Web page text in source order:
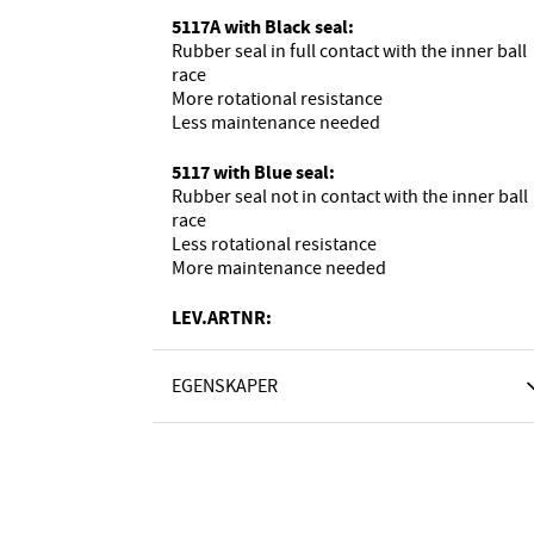
5117A with Black seal:
Rubber seal in full contact with the inner ball
race
More rotational resistance
Less maintenance needed
5117 with Blue seal:
Rubber seal not in contact with the inner ball
race
Less rotational resistance
More maintenance needed
LEV.ARTNR:
EGENSKAPER